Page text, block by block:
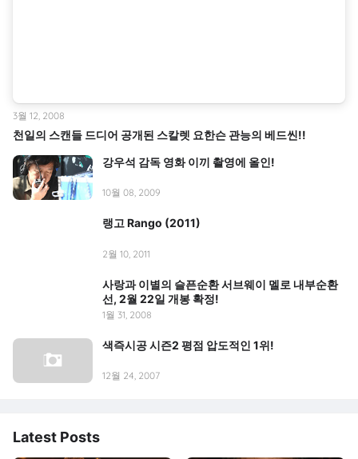
천일의 스캔들 드디어 공개된 스칼렛 요한슨 관능의 베드씬!!
3월 12, 2008
강우석 감독 영화 이끼 촬영에 올인!
10월 08, 2009
랭고 Rango (2011)
2월 10, 2011
사랑과 이별의 슬픈순환 서브웨이 멜로 내부순환
선, 2월 22일 개봉 확정!
1월 31, 2008
색즉시공 시즌2 평점 압도적인 1위!
12월 24, 2007
Latest Posts